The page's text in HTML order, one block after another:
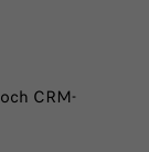
CRM-